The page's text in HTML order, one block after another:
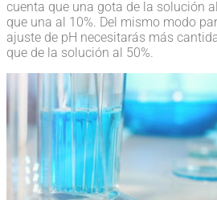
cuenta que una gota de la solución
que una al 10%. Del mismo modo
ajuste de pH necesitarás más
que de la solución al 50%.